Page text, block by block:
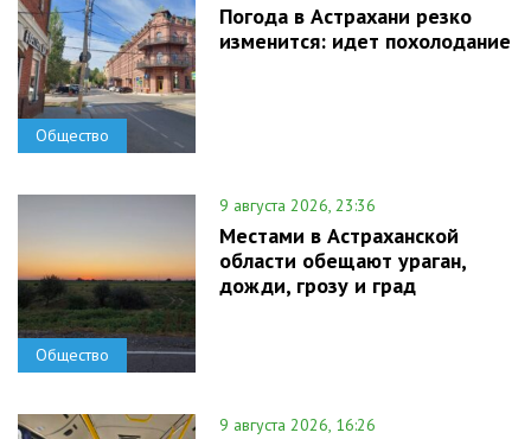
Общество
Погода в Астрахани резко
изменится: идет похолодание
Общество
9 августа 2026, 23:36
Местами в Астраханской
области обещают ураган,
дожди, грозу и град
9 августа 2026, 16:26